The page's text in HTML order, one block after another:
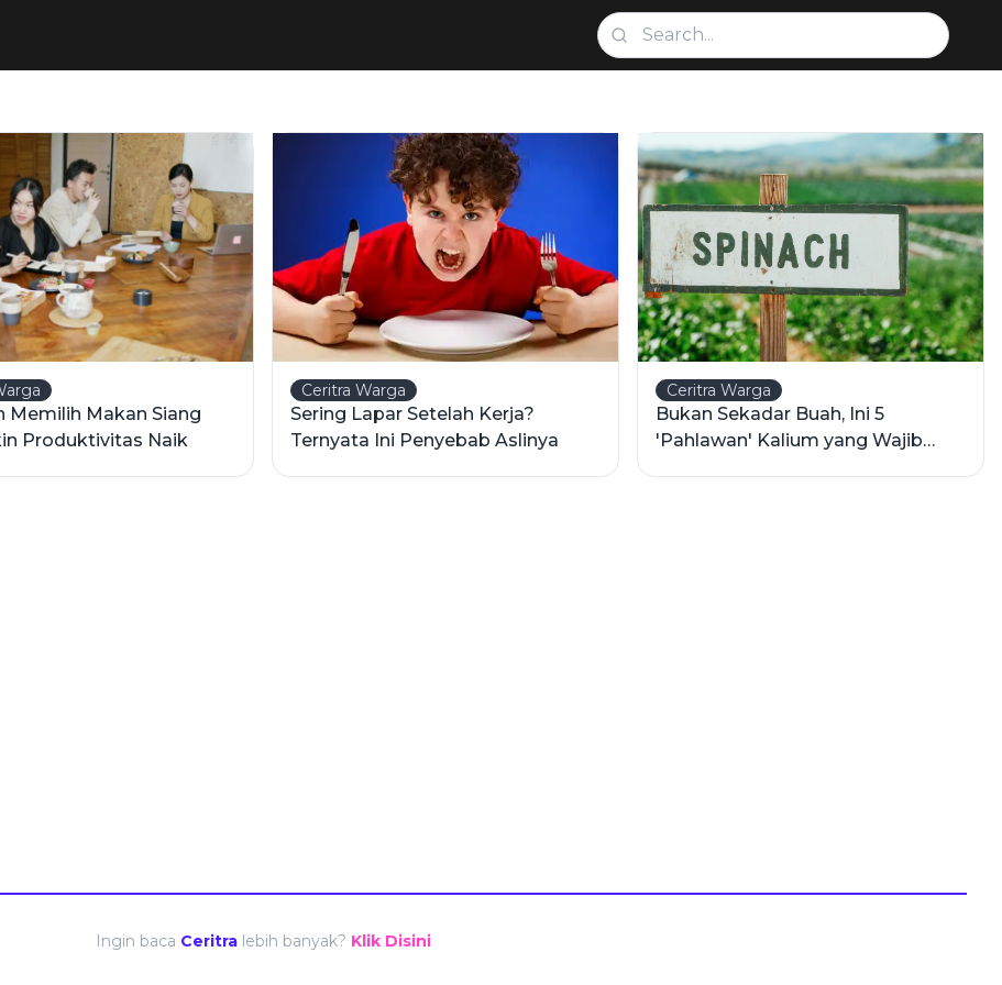
Memilih Makan Siang
Produktivitas Naik
Ceritra Warga
Sering Lapar Setelah Kerja?
Ternyata Ini Penyebab Aslinya
Ceritra Warga
Bukan Sekadar Buah, Ini 5
'Pahlawan' Kalium yang Wajib
Ingin baca Ceritra lebih banyak? Klik Disini